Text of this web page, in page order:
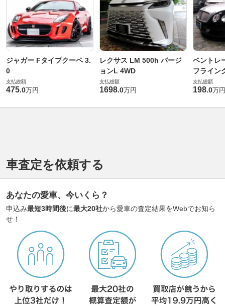
ジャガー Fタイプクーペ 3.
0
支払総額
475.0万円
レクサス LM 500h バージ
ョンL 4WD
支払総額
1698.0万円
ベントレ
フライン
支払総額
198.0万円
車査定を依頼する
あなたの愛車、今いくら？
申込み最短3時間後に最大20社から愛車の査定結果をWebでお知ら
せ！